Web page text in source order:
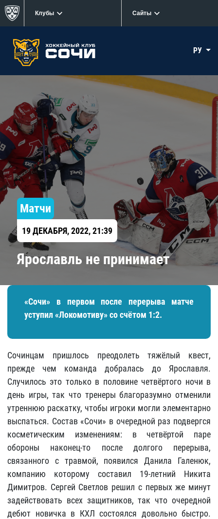
Клубы Сайты
РУ
Матчи
19 ДЕКАБРЯ, 2022, 21:39
Ярославль не принимает
«Сочи» в первом после перерыва матче
уступил «Локомотиву» со счётом 1:2.
Сочинцам пришлось преодолеть тяжёлый квест,
прежде чем команда добралась до Ярославля.
Случилось это только в половине четвёртого ночи в
день игры, так что тренеры благоразумно отменили
утреннюю раскатку, чтобы игроки могли элементарно
выспаться. Состав «Сочи» в очередной раз подвергся
косметическим изменениям: в четвёртой паре
обороны наконец-то после долгого перерыва,
связанного с травмой, появился Данила Галенюк,
компанию которому составил 19-летний Никита
Димитров. Сергей Светлов решил с первых же минут
задействовать всех защитников, так что очередной
дебют новичка в КХЛ состоялся довольно быстро.